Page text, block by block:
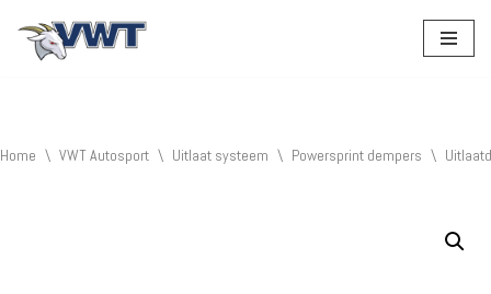
Home \ VWT Autosport \ Uitlaat systeem \ Powersprint dempers \